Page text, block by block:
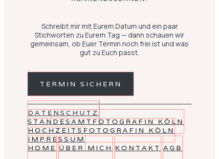
Schreibt mir mit Eurem Datum und ein paar
Stichworten zu Eurem Tag — dann schauen wir
gemeinsam, ob Euer Termin noch frei ist und was
gut zu Euch passt.
.
TERMIN SICHERN
DATENSCHUTZ
STANDESAMTFOTOGRAFIN KÖLN
HOCHZEITSFOTOGRAFIN KÖLN
IMPRESSUM
HOME ÜBER MICH KONTAKT AGB